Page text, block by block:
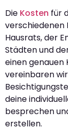
Die Kosten für
verschiedenen
Hausrats, der
Städten und
einen genauen
vereinbaren
deine
besprechen
erstellen.